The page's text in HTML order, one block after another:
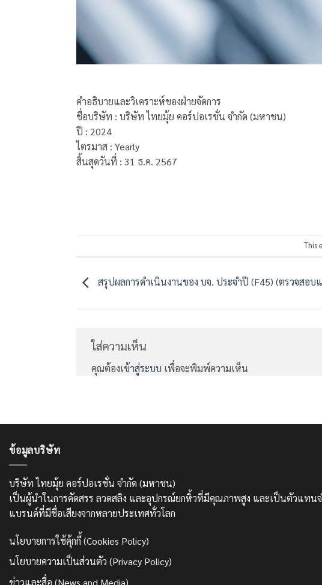
คำอธิบายและวิเคราะห์ของฝ่ายจัดการ
ชื่อบริษัท : บริษัท ไทยมุ้ย คอร์ปอเรชั่น จำกัด (มหาชน)
ปี : 2024
ไตรมาส : Yearly
สิ้นสุดวันที่ : 31 ธ.ค. 2567
This
สรุปผลการดำเนินงานของ บจ. ประจำปี (F45) (ตรวจสอบ
ใส่ความเห็น
คุณต้องเข้าสู่ระบบ เพื่อจะพิมพ์ความเห็น
ข้อมูลบริษัท
บริษัท ไทยมุ้ย คอร์ปอเรชั่น จำกัด (มหาชน)
เป็นผู้นำในการคัดสรร ลวดสลิง และอุปกรณ์ยกหิ้วที่มีคุณภาพสูง และเป็นตัวแทน
แบรนด์ที่มีชื่อเสียงจากหลายประเทศทั่วโลก
นโยบายการใช้คุ้กกี้ (Cookies Policy)
นโยบายความเป็นส่วนตัว (Privacy Policy)
ข่าวและสื่อ (News and Media)